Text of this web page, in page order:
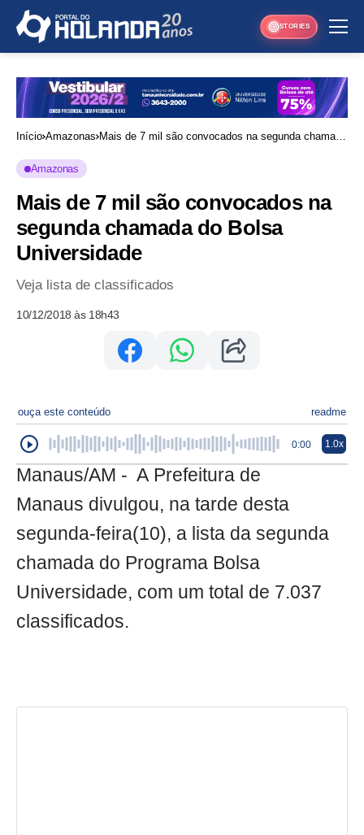
STORIES
Início Amazonas Mais de 7 mil são convocados na segunda chamada
Amazonas
Mais de 7 mil são convocados na
segunda chamada do Bolsa
Universidade
Veja lista de classificados
10/12/2018 às 18h43
ouça este conteúdo readme
0:00 1.0x
Manaus/AM - A Prefeitura de
Manaus divulgou, na tarde desta
segunda-feira(10), a lista da segunda
chamada do Programa Bolsa
Universidade, com um total de 7.037
classificados.